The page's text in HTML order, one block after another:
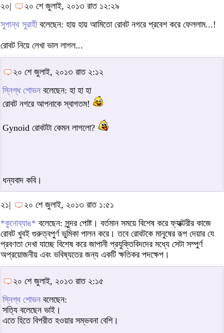
২০|
২০ শে জুলাই, ২০১৩ রাত ১২:২৯
সুপান্থ সুরাহীবলেছেন: হায় হায় আমিতো রোবট নগরে প্রবেশ করে ফেললাম...!
রোবট নিয়ে লেখা ভাল লাগল...
২০ শে জুলাই, ২০১৩ রাত ২:১২
স্নিগ্ধ শোভন বলেছেন: হা হা হা
রোবট নগরে আপনাকে স্বাগতম!
Gynoid রোবটটা কেমন লাগলো?
ধন্যবাদ কবি।
২১|
২০ শে জুলাই, ২০১৩ রাত ১:৫১
*কুনোব্যাঙ* বলেছেন: সুন্দর পোষ্ট। বর্তমান সময়ে বিশেষ করে ফ্যাক্টরীর কাজে
রোবট খুবই গুরুত্বপুর্ণ ভুমিকা পালন করে। তবে রোবটকে মানুষের রূপ দেয়ার যে
প্রবণতা দেখা যাচ্ছে বিশেষ করে জাপানী প্রযুক্তিবিদদের মধ্যে সেটা সম্পুর্ণ
অপ্রয়োজনীয় এবং ভবিষ্যতের জন্য একটি ক্ষতিকর পদক্ষেপ।
২০ শে জুলাই, ২০১৩ রাত ২:১৫
স্নিগ্ধ শোভন বলেছেন:
সত্যি বলেছেন ভাই।
এতে হিতে বিপরীত হওয়ার সম্ভবনা বেশি।